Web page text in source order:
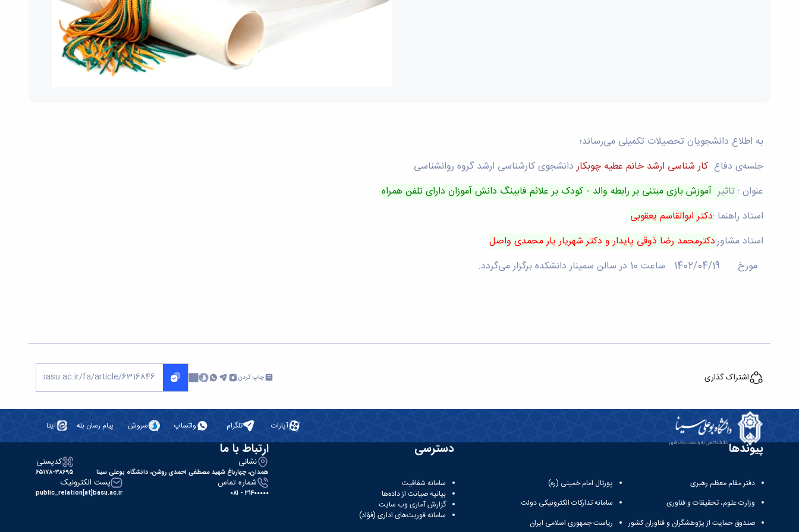
به اطلاع دانشجویان تحصیلات تکمیلی می­‌رساند؛
جلسه‌ی‌ دفاع کار شناسی ارشد خانم عطیه چوبکار دانشجوی کارشناسی ارشد گروه روانشناسی
عنوان :تاثیر آموزش بازی مبتنی بر رابطه والد - کودک بر علائم فابینگ دانش آموزان دارای تلفن همراه
استاد راهنما :دکتر ابوالقاسم یعقوبی
استاد مشاور:دکترمحمد رضا ذوقی پایدار و دکتر شهریار یار محمدی واصل
مورخ 1402/04/19 ساعت 10 در سالن سمینار دانشکده برگزار می‌گردد.
اشتراک گذاری چاپ کردن
آپارات تلگرام واتساپ سروش پیام رسان بله ایتا
پیوندها
دفتر مقام معظم رهبری
وزارت علوم، تحقیقات و فناوری
صندوق حمایت از پژوهشگران و فناوران کشور
پورتال امام خمینی (ره)
سامانه تدارکات الکترونیکی دولت
ریاست جمهوری اسلامی ایران
دسترسی
سامانه شفافیت
بیانیه صیانت از داده‌ها
گزارش آماری وب‌ سایت
سامانه فوریت‌های اداری (فؤاد)
ارتباط با ما
نشانی
همدان، چهارباغ شهید مصطفی احمدی روشن، دانشگاه بوعلی سینا
کدپستی
۶۵۱۷۸-۳۸۶۹۵
شماره تماس
31400000 - 081
پست الکترونیک
public_relation[at]basu.ac.ir